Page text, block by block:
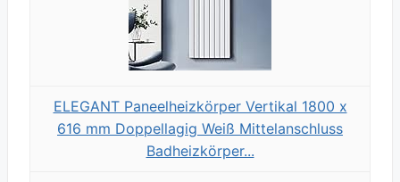
ELEGANT Paneelheizkörper Vertikal 1800 x
616 mm Doppellagig Weiß Mittelanschluss
Badheizkörper...